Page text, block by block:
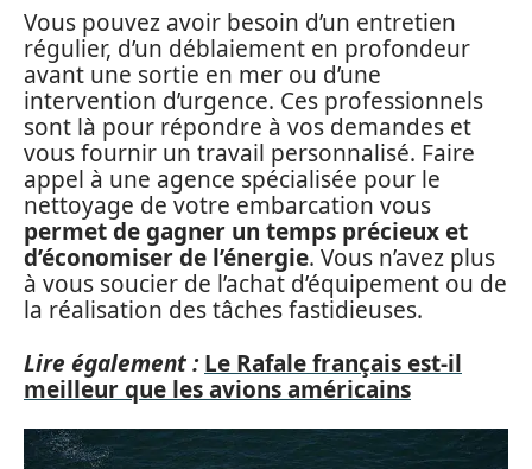
Vous pouvez avoir besoin d’un entretien
régulier, d’un déblaiement en profondeur
avant une sortie en mer ou d’une
intervention d’urgence. Ces professionnels
sont là pour répondre à vos demandes et
vous fournir un travail personnalisé. Faire
appel à une agence spécialisée pour le
nettoyage de votre embarcation vous
permet de gagner un temps précieux et
d’économiser de l’énergie. Vous n’avez plus
à vous soucier de l’achat d’équipement ou de
la réalisation des tâches fastidieuses.
Lire également : Le Rafale français est-il
meilleur que les avions américains